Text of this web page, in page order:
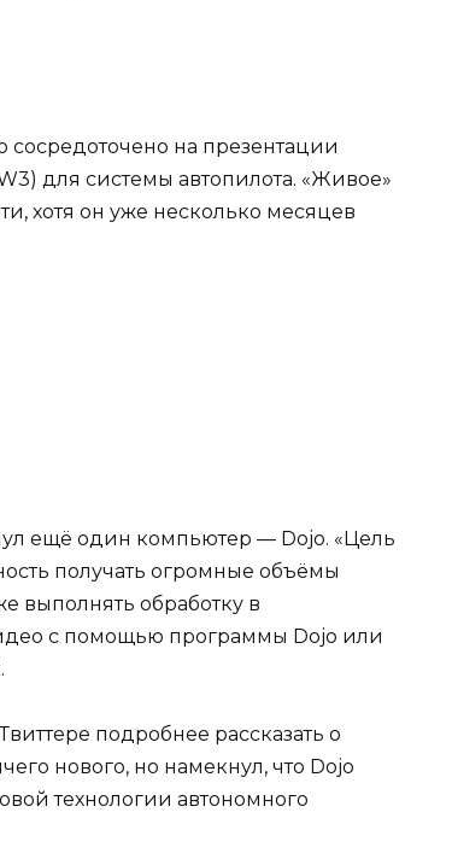
на презентации
для системы автопилота. «Живое»
хотя он уже несколько месяцев
ещё один компьютер — Dojo. «Цель
получать огромные объёмы
выполнять обработку в
с помощью программы Dojo или
подробнее рассказать о
нового, но намекнул, что Dojo
технологии автономного